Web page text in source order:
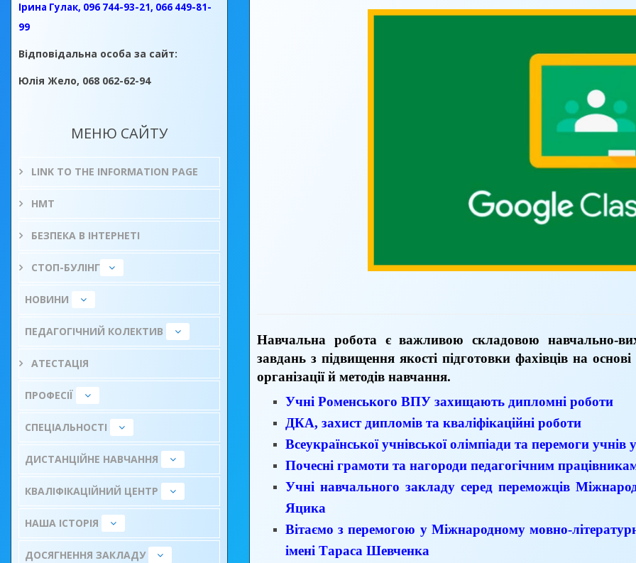
Ірина Гулак, 096 744-93-21, 066 449-81-
99
Відповідальна особа за сайт:
Юлія Жело, 068 062-62-94
МЕНЮ САЙТУ
LINK TO THE INFORMATION PAGE
НМТ
БЕЗПЕКА В ІНТЕРНЕТІ
СТОП-БУЛІНГ
НОВИНИ
ПЕДАГОГІЧНИЙ КОЛЕКТИВ
АТЕСТАЦІЯ
ПРОФЕСІЇ
СПЕЦІАЛЬНОСТІ
ДИСТАНЦІЙНЕ НАВЧАННЯ
КВАЛІФІКАЦІЙНИЙ ЦЕНТР
НАША ІСТОРІЯ
ДОСЯГНЕННЯ ЗАКЛАДУ
Навчальна робота є важливою складовою навчально-
завдань з підвищення якості підготовки фахівців на
організації й методів навчання.
Учні Роменського ВПУ захищають дипломні роботи
ДКА, захист дипломів та кваліфікаційні роботи
Всеукраїнської учнівської олімпіади та перемоги
Почесні грамоти та нагороди педагогічним
Учні навчального закладу серед переможців
Яцика
Вітаємо з перемогою у Міжнародному мовно-
імені Тараса Шевченка